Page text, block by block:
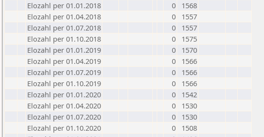
Elozahl per 01.01.2018
0
1568
Elozahl per 01.04.2018
0
1557
Elozahl per 01.07.2018
0
1557
Elozahl per 01.10.2018
0
1575
Elozahl per 01.01.2019
0
1570
Elozahl per 01.04.2019
0
1566
Elozahl per 01.07.2019
0
1566
Elozahl per 01.10.2019
0
1566
Elozahl per 01.01.2020
0
1542
Elozahl per 01.04.2020
0
1530
Elozahl per 01.07.2020
0
1530
Elozahl per 01.10.2020
0
1508